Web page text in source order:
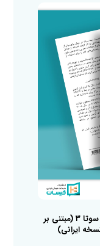
تفسیر سیاهه چند وجهی شخصیت مینه سوتا ۳ (مبتنی بر
ایرانی)